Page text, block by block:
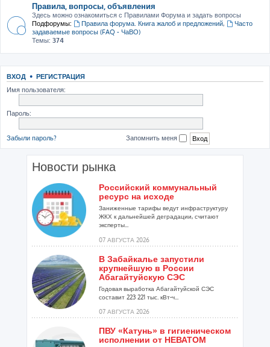
Правила, вопросы, объявления
Здесь можно ознакомиться с Правилами Форума и задать вопросы
Подфорумы:
Правила форума. Книга жалоб и предложений,
Часто
задаваемые вопросы (FAQ - ЧаВО)
Темы: 374
ВХОД • РЕГИСТРАЦИЯ
Имя пользователя:
Пароль:
Забыли пароль? Запомнить меня
Новости рынка
Российский коммунальный
ресурс на исходе
Заниженные тарифы ведут инфраструктуру
ЖКХ к дальнейшей деградации, считают
эксперты...
07 АВГУСТА 2026
В Забайкалье запустили
крупнейшую в России
Абагайтуйскую СЭС
Годовая выработка Абагайтуйской СЭС
составит 223 221 тыс. кВт-ч...
07 АВГУСТА 2026
ПВУ «Катунь» в гигиеническом
исполнении от НЕВАТОМ